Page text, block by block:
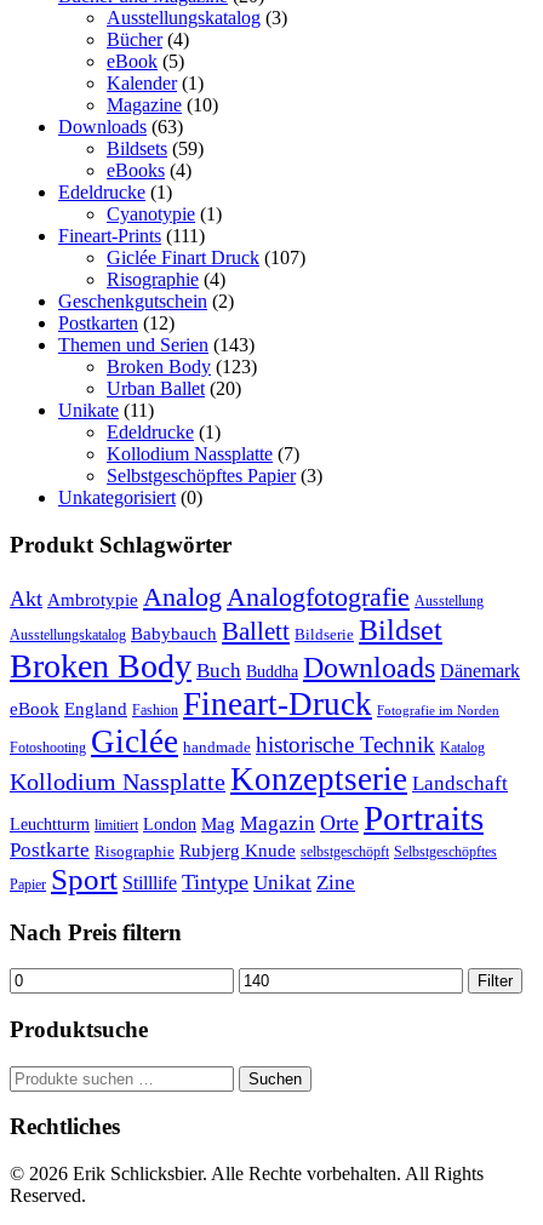
Ausstellungskatalog (3)
Bücher (4)
eBook (5)
Kalender (1)
Magazine (10)
Downloads (63)
Bildsets (59)
eBooks (4)
Edeldrucke (1)
Cyanotypie (1)
Fineart-Prints (111)
Giclée Finart Druck (107)
Risographie (4)
Geschenkgutschein (2)
Postkarten (12)
Themen und Serien (143)
Broken Body (123)
Urban Ballet (20)
Unikate (11)
Edeldrucke (1)
Kollodium Nassplatte (7)
Selbstgeschöpftes Papier (3)
Unkategorisiert (0)
Produkt Schlagwörter
Akt Ambrotypie Analog Analogfotografie Ausstellung
Ausstellungskatalog Babybauch Ballett Bildserie Bildset
Broken Body Buch Buddha Downloads Dänemark
eBook England Fashion Fineart-Druck Fotografie im Norden
Fotoshooting Giclée handmade historische Technik Katalog
Kollodium NassplatteKonzeptserie Landschaft
Leuchtturm limitiert London Mag Magazin Orte Portraits
Postkarte Risographie Rubjerg Knude selbstgeschöpft Selbstgeschöpftes
Papier Sport Stilllife Tintype Unikat Zine
Nach Preis filtern
Min.
Preis
Max.
Preis
Filter
Produktsuche
Suchen
nach:
Suchen
Rechtliches
© 2026 Erik Schlicksbier. Alle Rechte vorbehalten. All Rights
Reserved.